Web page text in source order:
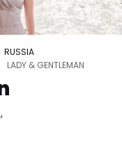
RUSSIA
LADY & GENTLEMAN